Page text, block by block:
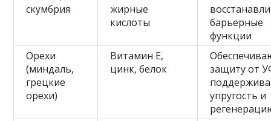
скумбрия
жирные
кислоты
барьерные
функции
Орехи
(миндаль,
грецкие
орехи)
Витамин Е,
цинк, белок
защиту от
упругость и